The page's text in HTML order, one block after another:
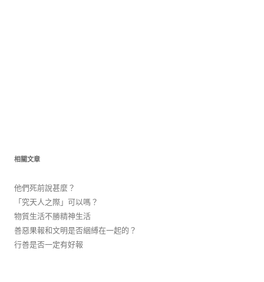
相關文章
他們死前說甚麼？
「究天人之際」可以嗎？
物質生活不勝精神生活
善惡果報和文明是否綑縛在一起的？
行善是否一定有好報